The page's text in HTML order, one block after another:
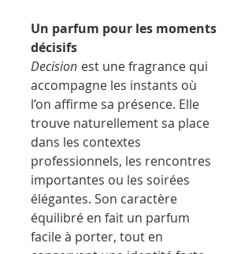
Un parfum pour les moments
décisifs
Decision est une fragrance qui
accompagne les instants où
l’on affirme sa présence. Elle
trouve naturellement sa place
dans les contextes
professionnels, les rencontres
importantes ou les soirées
élégantes. Son caractère
équilibré en fait un parfum
facile à porter, tout en